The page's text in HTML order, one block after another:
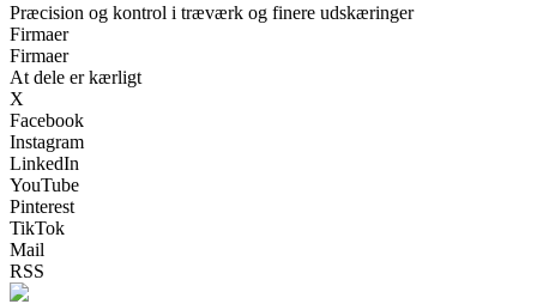
Præcision og kontrol i træværk og finere udskæringer
Firmaer
Firmaer
At dele er kærligt
X
Facebook
Instagram
LinkedIn
YouTube
Pinterest
TikTok
Mail
RSS